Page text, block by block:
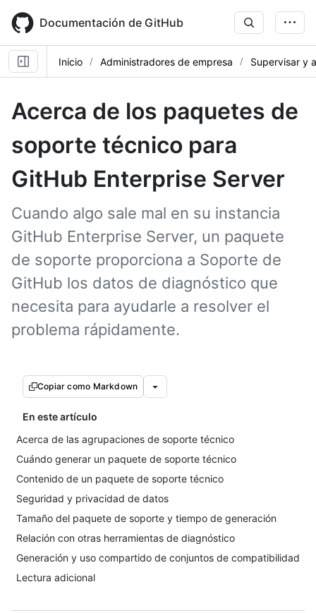
main
content
Documentación de GitHub
Inicio Administradores de empresa Supervisar y
Acerca de los paquetes de
soporte técnico para
GitHub Enterprise Server
Cuando algo sale mal en su instancia
GitHub Enterprise Server, un paquete
de soporte proporciona a Soporte de
GitHub los datos de diagnóstico que
necesita para ayudarle a resolver el
problema rápidamente.
Copiar como Markdown
En este artículo
Acerca de las agrupaciones de soporte técnico
Cuándo generar un paquete de soporte técnico
Contenido de un paquete de soporte técnico
Seguridad y privacidad de datos
Tamaño del paquete de soporte y tiempo de generación
Relación con otras herramientas de diagnóstico
Generación y uso compartido de conjuntos de compatibilidad
Lectura adicional